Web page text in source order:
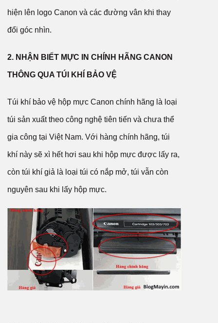
hiện lên logo Canon và các đường vân khi thay
đổi góc nhìn.
2. NHẬN BIẾT MỰC IN CHÍNH HÃNG CANON
THÔNG QUA TÚI KHÍ BẢO VỆ
Túi khí bảo vệ hộp mực Canon chính hãng là loại
túi sản xuất theo công nghệ tiên tiến và chưa thể
gia công tại Việt Nam. Với hàng chính hãng, túi
khí này sẽ xì hết hơi sau khi hộp mực được lấy ra,
còn túi khí giả là loại túi có nắp mở, túi vẫn còn
nguyên sau khi lấy hộp mực.